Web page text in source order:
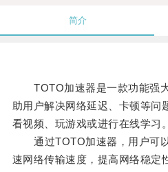
简介
TOTO加速器是一款功能强大
助用户解决网络延迟、卡顿等问
看视频、玩游戏或进行在线学习。
通过TOTO加速器，用户可以
速网络传输速度，提高网络稳定